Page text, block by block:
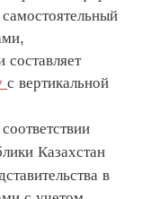
составляет
с вертикальной
Казахстан
в